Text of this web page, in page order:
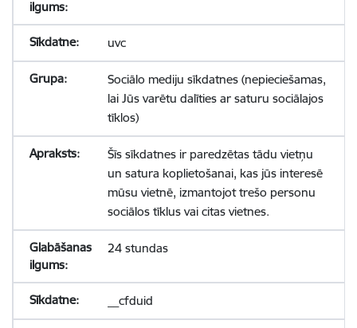
uvc
Sociālo mediju sīkdatnes (nepieciešamas,
lai Jūs varētu dalīties ar saturu sociālajos
tīklos)
Šīs sīkdatnes ir paredzētas tādu vietņu
un satura koplietošanai, kas jūs interesē
mūsu vietnē, izmantojot trešo personu
sociālos tīklus vai citas vietnes.
24 stundas
__cfduid